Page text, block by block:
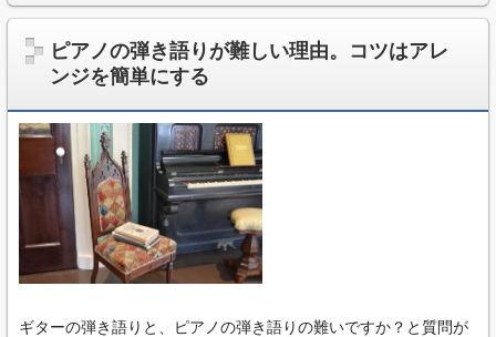
ピアノの弾き語りが難しい理由。コツはアレ
ンジを簡単にする
ギターの弾き語りと、ピアノの弾き語りの難いですか？と質問が